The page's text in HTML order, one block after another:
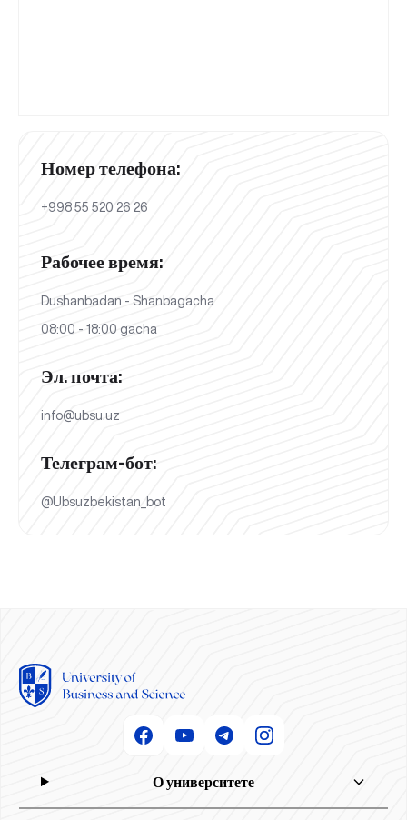
Номер телефона:
+998 55 520 26 26
Рабочее время:
Dushanbadan - Shanbagacha
08:00 - 18:00 gacha
Эл. почта:
info@ubsu.uz
Телеграм-бот:
@Ubsuzbekistan_bot
О университете